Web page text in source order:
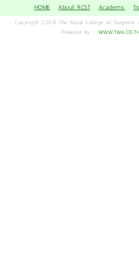
HOME
About RCST Academic
Copyright ©2015 The Royal College of
Powered By ::